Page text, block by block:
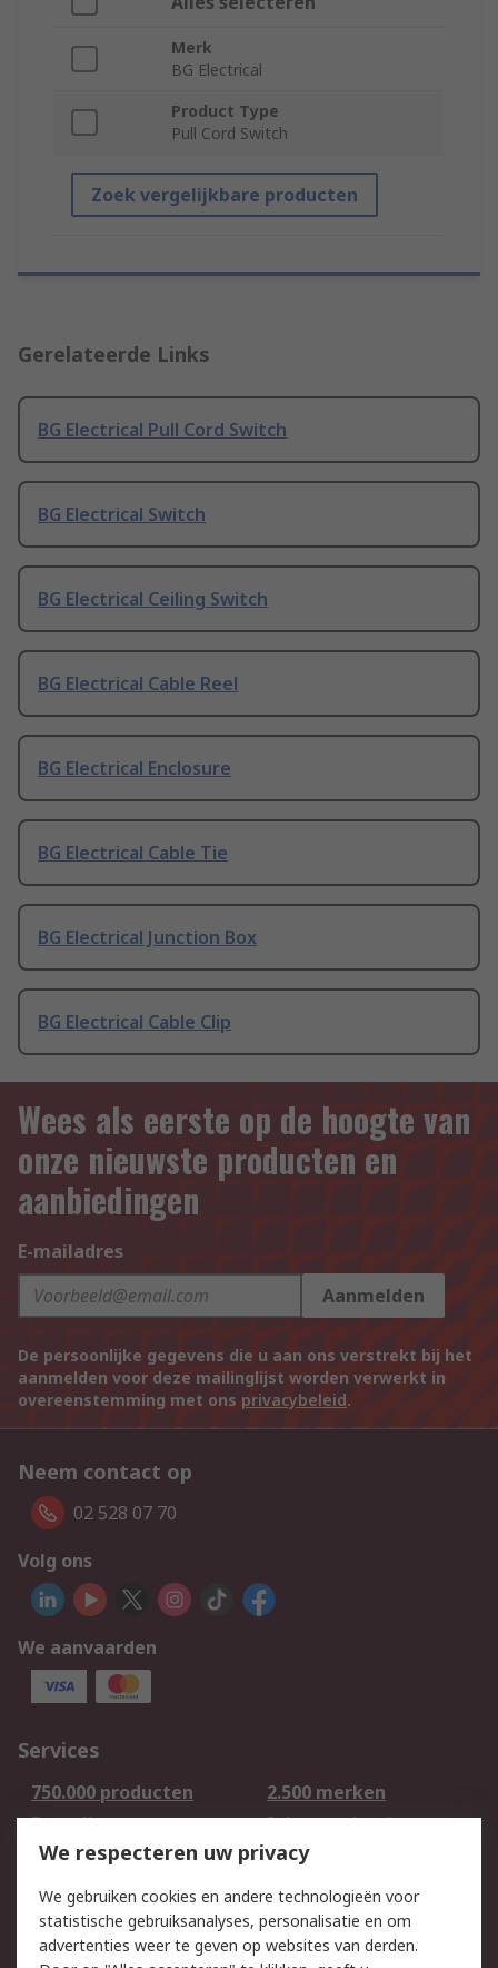
Merk
BG Electrical
Product Type
Pull Cord Switch
Zoek vergelijkbare producten
Gerelateerde Links
BG Electrical Pull Cord Switch
BG Electrical Switch
BG Electrical Ceiling Switch
BG Electrical Cable Reel
BG Electrical Enclosure
BG Electrical Cable Tie
BG Electrical Junction Box
BG Electrical Cable Clip
Wees als eerste op de hoogte van
onze nieuwste producten en
aanbiedingen
E-mailadres
Aanmelden
De persoonlijke gegevens die u aan ons verstrekt bij het
aanmelden voor deze mailinglijst worden verwerkt in
overeenstemming met ons privacybeleid.
Neem contact op
02 528 07 70
Volg ons
We aanvaarden
Services
750.000 producten
2.500 merken
Bestellen
Inkoopoplossingen
Retouren
Technisch advies
Track & Trace
Wettelijk
We respecteren uw privacy
We gebruiken cookies en andere technologieën voor
statistische gebruiksanalyses, personalisatie en om
advertenties weer te geven op websites van derden.